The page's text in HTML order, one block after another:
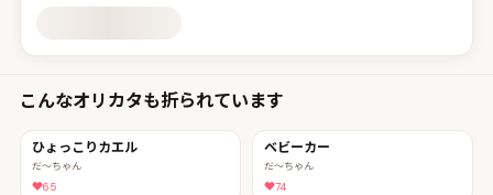
こんなオリカタも折られています
ひょっこりカエル
だ〜ちゃん
65
ベビーカー
だ〜ちゃん
74